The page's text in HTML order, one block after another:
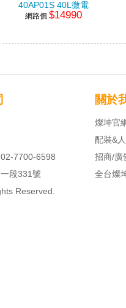
40AP01S 40L微電
腦雙溫控行動冰箱
網路價$14990